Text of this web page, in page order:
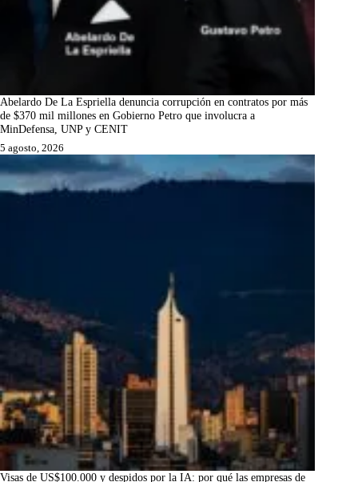
Abelardo De La Espriella denuncia corrupción en contratos por más
de $370 mil millones en Gobierno Petro que involucra a
MinDefensa, UNP y CENIT
5 agosto, 2026
Visas de US$100.000 y despidos por la IA: por qué las empresas de